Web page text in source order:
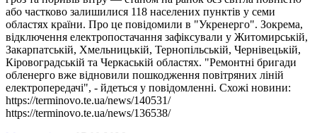
або частково залишилися 118 населених пунктів у семи
областях країни. Про це повідомили в "Укренерго". Зокрема,
відключення електропостачання зафіксували у Житомирській,
Закарпатській, Хмельницькій, Тернопільській, Чернівецькій,
Кіровоградській та Черкаській областях. "Ремонтні бригади
обленерго вже відновили пошкодження повітряних ліній
електропередачі", - йдеться у повідомленні. Схожі новини:
https://terminovo.te.ua/news/140531/
https://terminovo.te.ua/news/136538/